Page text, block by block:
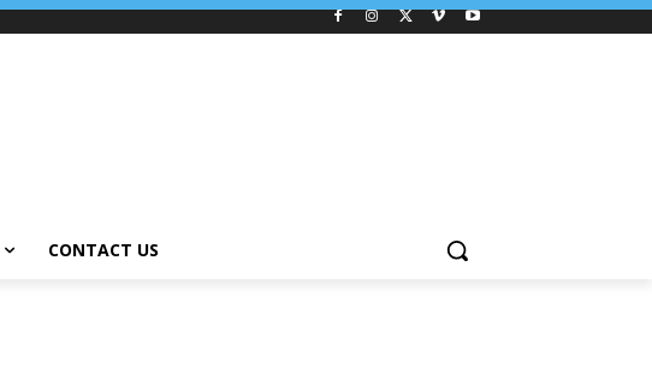
CONTACT US